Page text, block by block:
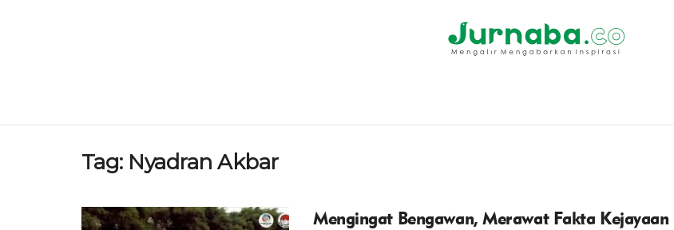
Tag: Nyadran Akbar
Mengingat Bengawan, Merawat Fakta Kejayaan